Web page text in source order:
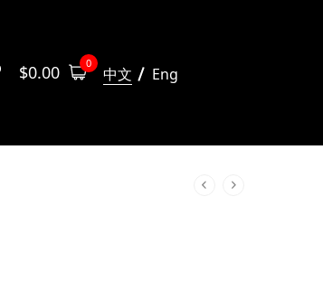
$0.00 0
中文 Eng